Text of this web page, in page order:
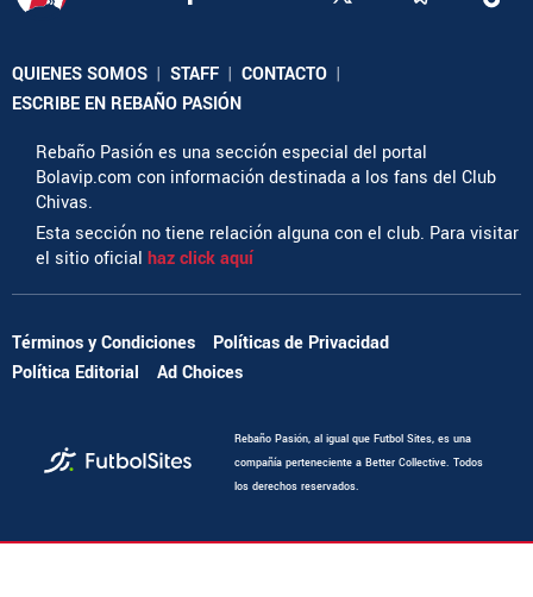
QUIENES SOMOS | STAFF | CONTACTO |
ESCRIBE EN REBAÑO PASIÓN
Rebaño Pasión es una sección especial del portal
Bolavip.com con información destinada a los fans del Club
Chivas.
Esta sección no tiene relación alguna con el club. Para visitar
el sitio oficial haz click aquí
Términos y Condiciones
Políticas de Privacidad
Política Editorial
Ad Choices
Rebaño Pasión, al igual que Futbol Sites, es una
compañía perteneciente a Better Collective. Todos
los derechos reservados.